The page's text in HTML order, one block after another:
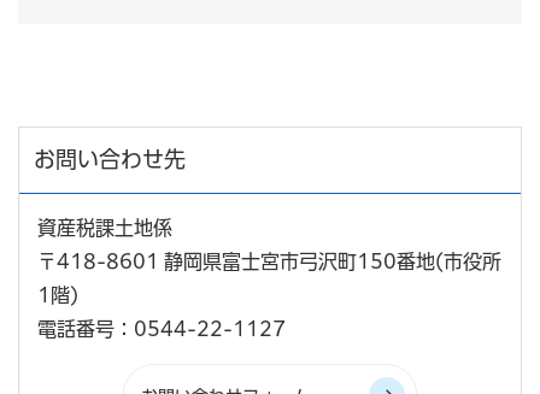
お問い合わせ先
資産税課土地係
〒418-8601 静岡県富士宮市弓沢町150番地(市役所
1階)
電話番号：0544-22-1127